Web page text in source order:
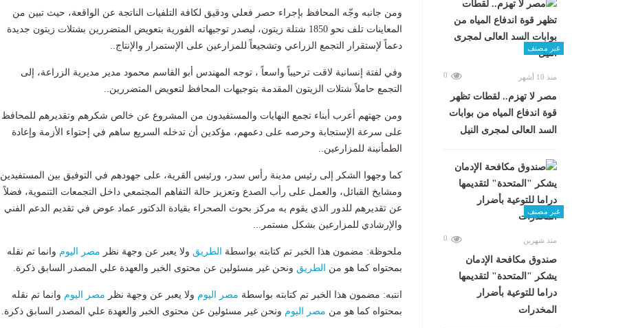
غير مصنف
منذ 10 أشهر 0
مصر لا تهزم.. لقطات تظهر
قوة اندفاع المياه من بوابات
السد العالى لمجرى النيل
غير مصنف
منذ شهرين 0
صندوق مكافحة الإدمان
يشكر "المتحدة" لتقديمها
دراما للتوعية بأضرار
المخدرات
ومن جانبه وجّه المحافظ بإجراء حصر فعلي ودقيق لكافة التلفيات الناتجة عن الواقعة، حيث تبين من
المعاينات تلف نحو 1850 شتلة زيتون، ليصدر توجيهاته الفورية بتعويض المتضررين بشتلات زيتون جديدة
دعماً لإستقرار التجمع الزراعي وتشجيعاً للمزارعين على الإستمرار والإنتاج..
وفي لفتة إنسانية لاقت ترحيباً واسعاً ، توجه المهندس أبو القاسم محمود مدير مديرية الزراعة، إلى
التجمع حاملاً شتلات الزيتون المقدمة بتوجيهات المحافظ لتعويض المتضررين..
ومن جهتهم أعرب أبناء تجمع النهايات والمستفيدون من المشروع عن خالص شكرهم وتقديرهم للمحافظ
على سرعة الإستجابة وحرصه على دعمهم، مؤكدين أن تدخله السريع ساهم في إحتواء الأزمة وإعادة
الطمأنينة للمزارعين..
كما وجهوا الشكر إلى رئيس مدينة رأس سدر، ورئيس القرية، على جهودهم في التوفيق بين المستفيدين
ومشايخ القبائل، والعمل على رأب الصدع وتعزيز حالة التفاهم المجتمعي داخل التجمعات التنموية، فضلاً
عن تقديرهم للدور الذي يقوم به مركز بحوث الصحراء بقيادة الدكتور عماد عوض في تقديم الدعم الفني
والإرشادي للمزارعين بشكل مستمر...
ملحوظة: مضمون هذا الخبر تم كتابته بواسطة الطريق ولا يعبر عن وجهة نظر مصر اليوم وانما تم نقله
بمحتواه كما هو من
الطريق ونحن غير مسئولين عن محتوى الخبر والعهدة علي المصدر السابق ذكرة.
انتبه: مضمون هذا الخبر تم كتابته بواسطة مصر اليوم ولا يعبر عن وجهة نظر مصر اليوم وانما تم نقله
بمحتواه كما هو من مصر اليوم ونحن غير مسئولين عن محتوى الخبر والعهدة علي المصدر السابق ذكرة.